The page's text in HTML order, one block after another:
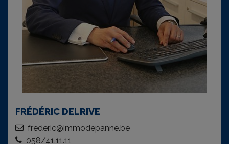
FRÉDÉRIC DELRIVE
frederic@immodepanne.be
058/41.11.11